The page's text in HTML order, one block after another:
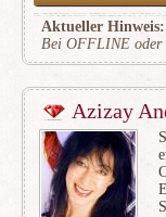
Aktueller Hinweis:
Bei OFFLINE oder
Azizay